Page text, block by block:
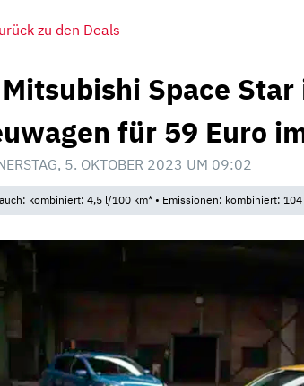
zu den Deals
Space
für 59 Euro
5. OKTOBER 2023 UM 09:02
kombiniert: 4,5 l/100 km* • Emissionen: kombiniert: 104